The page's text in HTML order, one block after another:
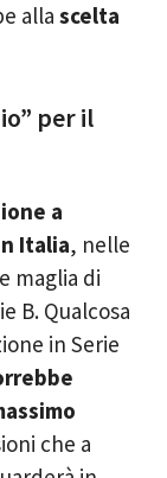
alla scelta
per il
a
Italia, nelle
maglia di
B. Qualcosa
in Serie
che a